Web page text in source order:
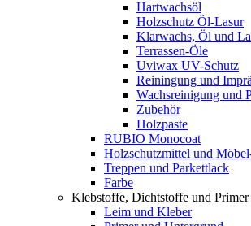
Hartwachsöl
Holzschutz Öl-Lasur
Klarwachs, Öl und
Terrassen-Öle
Uviwax UV-Schutz
Reiningung und
Wachsreinigung und
Zubehör
Holzpaste
RUBIO Monocoat
Holzschutzmittel und
Treppen und Parkettlack
Farbe
Klebstoffe, Dichtstoffe und Primer
Leim und Kleber